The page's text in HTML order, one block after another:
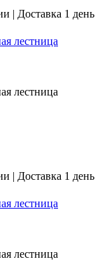
| Доставка 1 день
лестница
лестница
| Доставка 1 день
лестница
лестница